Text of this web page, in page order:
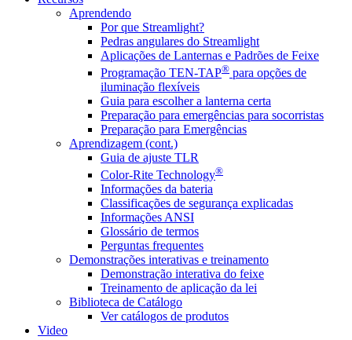
Aprendendo
Por que Streamlight?
Pedras angulares do Streamlight
Aplicações de Lanternas e Padrões de Feixe
Programação TEN-TAP® para opções de
iluminação flexíveis
Guia para escolher a lanterna certa
Preparação para emergências para socorristas
Preparação para Emergências
Aprendizagem (cont.)
Guia de ajuste TLR
Color-Rite Technology®
Informações da bateria
Classificações de segurança explicadas
Informações ANSI
Glossário de termos
Perguntas frequentes
Demonstrações interativas e treinamento
Demonstração interativa do feixe
Treinamento de aplicação da lei
Biblioteca de Catálogo
Ver catálogos de produtos
Video